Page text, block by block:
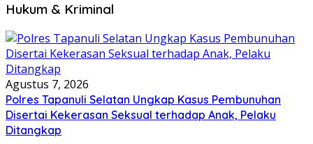
Hukum & Kriminal
Agustus 7, 2026
Polres Tapanuli Selatan Ungkap Kasus Pembunuhan
Disertai Kekerasan Seksual terhadap Anak, Pelaku
Ditangkap